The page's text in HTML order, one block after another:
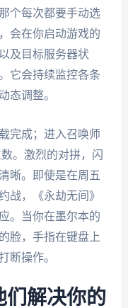
个每次都要手动选
会在你启动游戏的
及目标服务器状
它会持续监控各条
态调整。
完成；进入召唤师
。激烈的对拼，闪
晰。即使是在周五
战，《永劫无间》
。当你在墨尔本的
脸，手指在键盘上
断操作。
们解决你的